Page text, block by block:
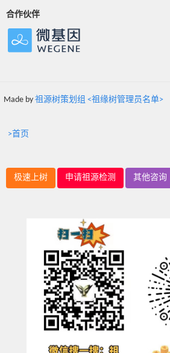
合作伙伴
Made by 祖源树策划组 <祖缘树管理员名单>
>首页
极速上树 申请祖源检测 其他咨询